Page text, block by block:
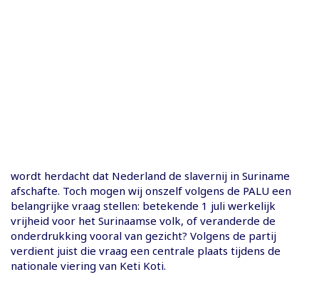
wordt herdacht dat Nederland de slavernij in Suriname
afschafte. Toch mogen wij onszelf volgens de PALU een
belangrijke vraag stellen: betekende 1 juli werkelijk
vrijheid voor het Surinaamse volk, of veranderde de
onderdrukking vooral van gezicht? Volgens de partij
verdient juist die vraag een centrale plaats tijdens de
nationale viering van Keti Koti.